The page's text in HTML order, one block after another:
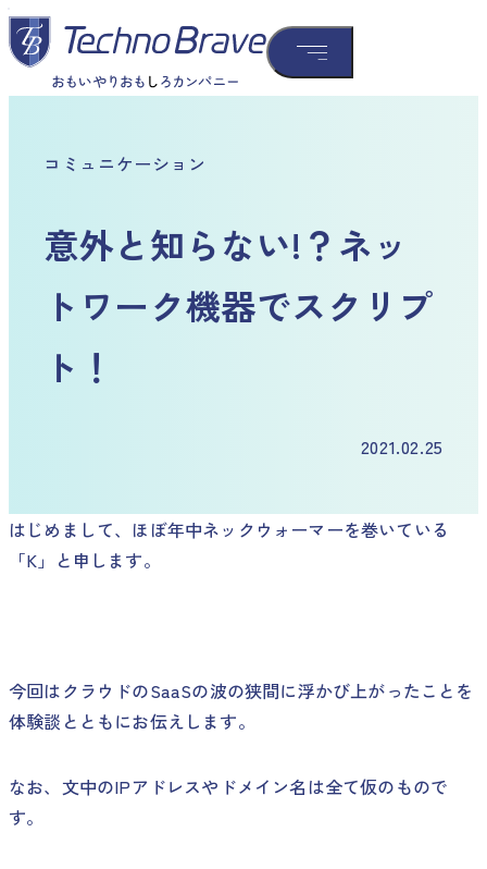
コミュニケーション
意外と知らない!？ネッ
トワーク機器でスクリプ
ト！
2021.02.25
はじめまして、ほぼ年中ネックウォーマーを巻いている
「K」と申します。
今回はクラウドのSaaSの波の狭間に浮かび上がったことを
体験談とともにお伝えします。
なお、文中のIPアドレスやドメイン名は全て仮のもので
す。